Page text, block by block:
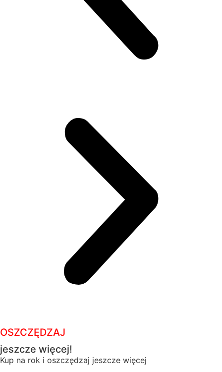
OSZCZĘDZAJ
jeszcze więcej!
Kup na rok i oszczędzaj jeszcze więcej